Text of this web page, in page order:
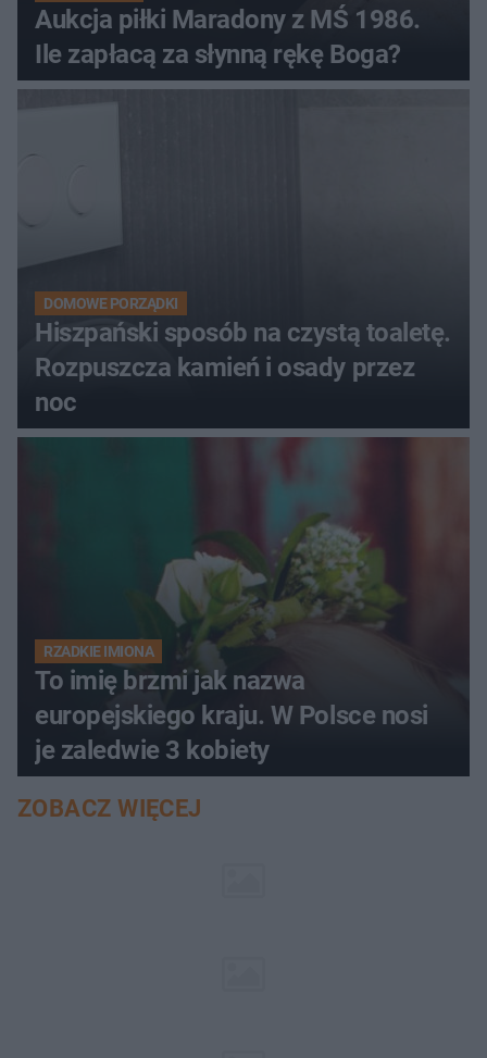
Aukcja piłki Maradony z MŚ 1986.
Ile zapłacą za słynną rękę Boga?
DOMOWE PORZĄDKI
Hiszpański sposób na czystą toaletę.
Rozpuszcza kamień i osady przez
noc
RZADKIE IMIONA
To imię brzmi jak nazwa
europejskiego kraju. W Polsce nosi
je zaledwie 3 kobiety
ZOBACZ WIĘCEJ